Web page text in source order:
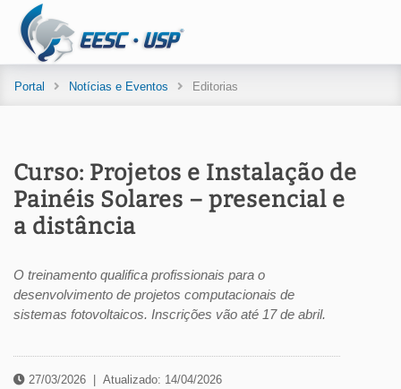
Portal Notícias e Eventos Editorias
Curso: Projetos e Instalação de
Painéis Solares – presencial e
a distância
O treinamento qualifica profissionais para o
desenvolvimento de projetos computacionais de
sistemas fotovoltaicos. Inscrições vão até 17 de abril.
27/03/2026
Atualizado: 14/04/2026